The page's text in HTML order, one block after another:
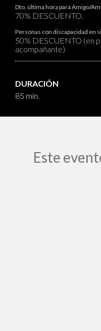
Dto. última hora para Amigo/
70% DESCUENTO.
Personas con discapacidad en
50% DESCUENTO (en
acompañante)
DURACIÓN
85 min.
Este